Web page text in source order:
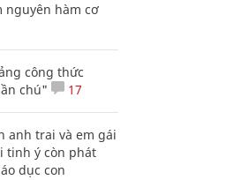
nguyên hàm cơ
công thức
chú"
17
anh trai và em gái
tinh ý còn phát
dục con